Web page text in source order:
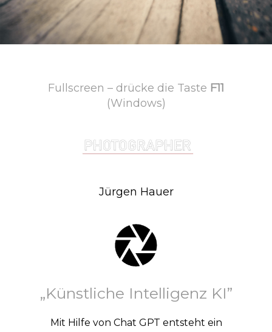
Fullscreen – drücke die Taste F11
(Windows)
Jürgen Hauer
„Künstliche Intelligenz KI”
Mit Hilfe von Chat GPT entsteht ein